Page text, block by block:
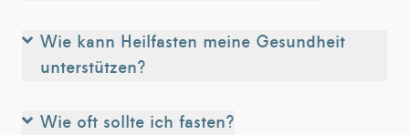
Wie kann Heilfasten meine Gesundheit
unterstützen?
Wie oft sollte ich fasten?